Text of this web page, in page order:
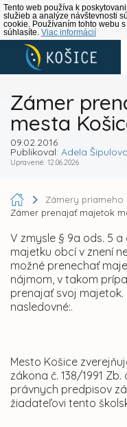
Tento web používa k
služieb a analýze návštevnosti
cookie. Používaním tohto webu s
súhlasíte. Viac informácií
Zámer
mesta
09.02.2016
Publikoval: Adela Šipulova
Upravené: 12.06.2026
Zámery priameho
Zámer prenajať majetok
V zmysle § 9a ods. 5 a
majetku obcí v znení
možné prenechať
nájmom, v takom
prenajať svoj majetok.
nasledovné:.
Mesto Košice
zákona č. 138/1991
právnych predpisov
žiadateľovi tento